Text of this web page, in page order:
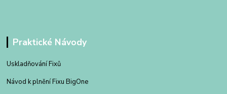
Praktické Návody
Uskladňování Fixů
Návod k plnění Fixu BigOne